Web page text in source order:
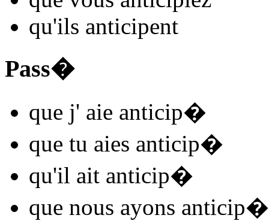
qu'ils anticipent
Pass�
que j' aie anticip�
que tu aies anticip�
qu'il ait anticip�
que nous ayons anticip�